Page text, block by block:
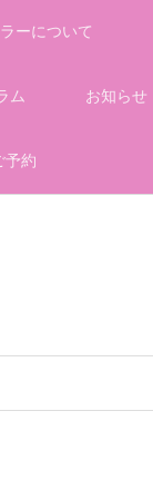
ーについて
ム お知らせ
予約